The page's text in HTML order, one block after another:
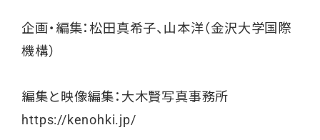
企画・編集：松田真希子、山本洋（金沢大学国際
機構）
編集と映像編集：大木賢写真事務所
https://kenohki.jp/